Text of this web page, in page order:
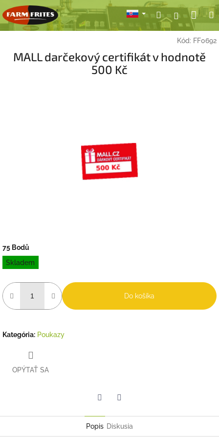
na
obsah
Hľadať
Kód: FF0692
MALL darčekový certifikát v hodnotě
500 Kč
75 Bodů
Jednotková
cena:
Skladem
Do košíka
Kategória: Poukazy
OPÝTAŤ SA
Popis Diskusia